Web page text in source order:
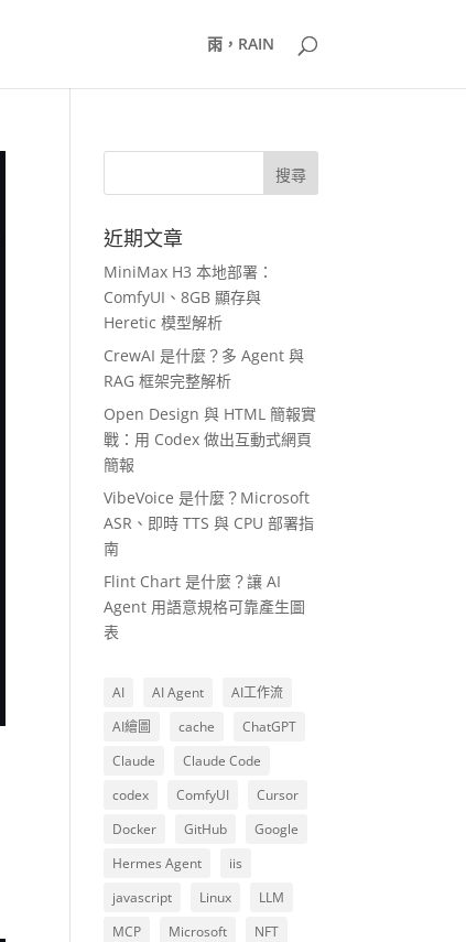
雨，RAIN
近期文章
MiniMax H3 本地部署：
ComfyUI、8GB 顯存與
Heretic 模型解析
CrewAI 是什麼？多 Agent 與
RAG 框架完整解析
Open Design 與 HTML 簡報實
戰：用 Codex 做出互動式網頁
簡報
VibeVoice 是什麼？Microsoft
ASR、即時 TTS 與 CPU 部署指
南
Flint Chart 是什麼？讓 AI
Agent 用語意規格可靠產生圖
表
AI AI Agent
AI工作流
AI繪圖
cache
ChatGPT
Claude
Claude Code
codex
ComfyUI
Cursor
Docker
GitHub
Google
Hermes Agent
iis
javascript
Linux
LLM
MCP
Microsoft
NFT